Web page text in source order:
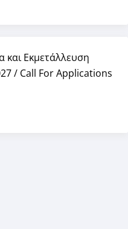
Εκμετάλλευση
/ Call For Applications